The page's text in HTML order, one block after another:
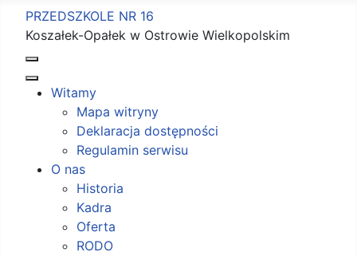
PRZEDSZKOLE NR 16
Koszałek-Opałek w Ostrowie Wielkopolskim
Witamy
Mapa witryny
Deklaracja dostępności
Regulamin serwisu
O nas
Historia
Kadra
Oferta
RODO